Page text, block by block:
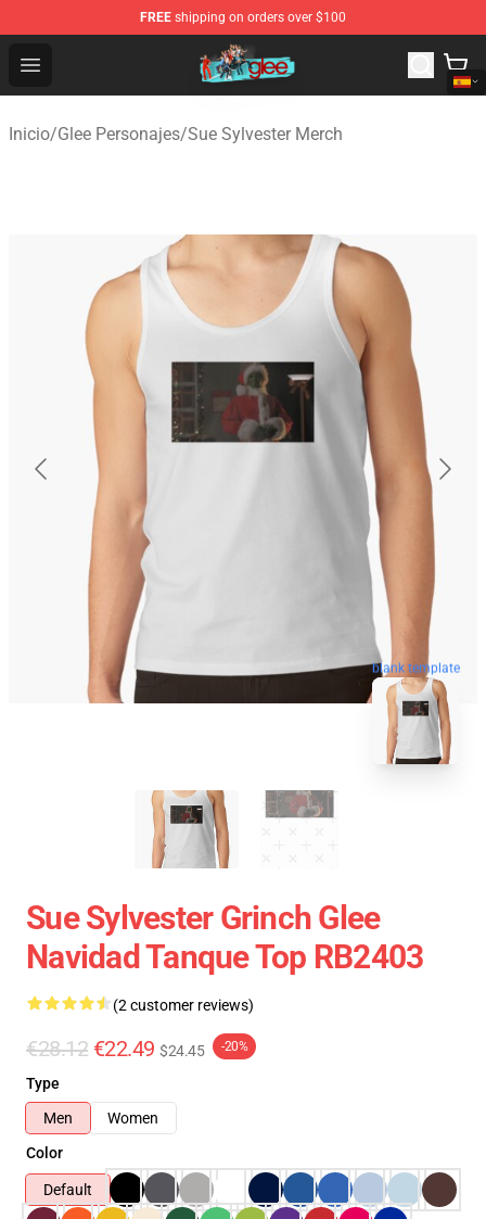
FREE shipping on orders over $100
Open menu
Glee Store - Official Glee Merchandise Shop
Inicio/Glee Personajes/Sue Sylvester Merch
blank template
Sue Sylvester Grinch Glee
Navidad Tanque Top RB2403
(2 customer reviews)
€28.12 €22.49 $24.45 -20%
Type
Men
Women
Color
Default